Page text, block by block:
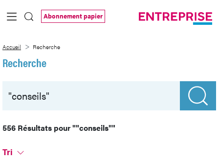
Saut au contenu principal
Abonnement papier
Accueil Recherche
Recherche
556 Résultats pour""conseils""
Tri